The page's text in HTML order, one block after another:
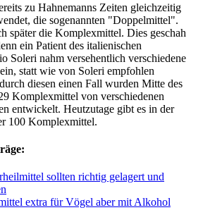
zu Hahnemanns Zeiten gleichzeitig
die sogenannten "Doppelmittel".
später die Komplexmittel. Dies geschah
ein Patient des italienischen
Soleri nahm versehentlich verschiedene
statt wie von Soleri empfohlen
diesen einen Fall wurden Mitte des
Komplexmittel von verschiedenen
entwickelt. Heutzutage gibt es in der
100 Komplexmittel.
sollten richtig gelagert und
extra für Vögel aber mit Alkohol